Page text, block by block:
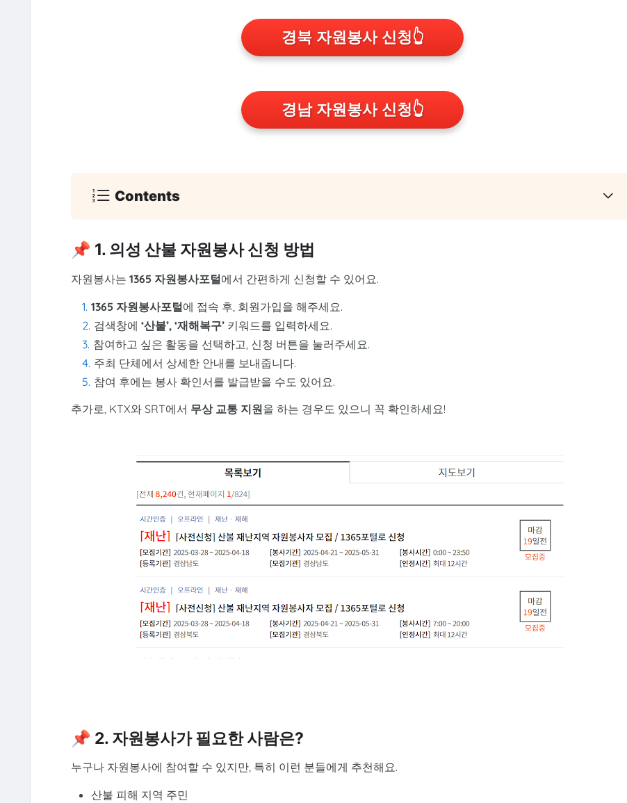
경북 자원봉사 신청👆
경남 자원봉사 신청👆
Contents
📌 1. 의성 산불 자원봉사 신청 방법
자원봉사는 1365 자원봉사포털에서 간편하게 신청할 수 있어요.
1365 자원봉사포털에 접속 후, 회원가입을 해주세요.
검색창에 ‘산불’, ‘재해복구’키워드를 입력하세요.
참여하고 싶은 활동을 선택하고, 신청 버튼을 눌러주세요.
주최 단체에서 상세한 안내를 보내줍니다.
참여 후에는 봉사 확인서를 발급받을 수도 있어요.
추가로, KTX와 SRT에서 무상 교통 지원을 하는 경우도 있으니 꼭 확인하세요!
📌 2. 자원봉사가 필요한 사람은?
누구나 자원봉사에 참여할 수 있지만, 특히 이런 분들에게 추천해요.
산불 피해 지역 주민